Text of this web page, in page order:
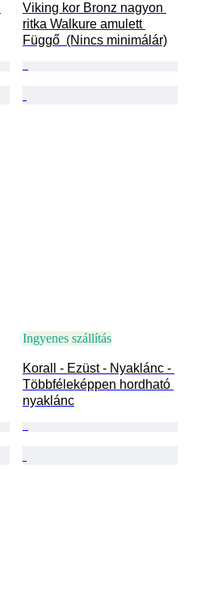
Viking kor Bronz nagyon
ritka Walkure amulett
Függő  (Nincs minimálár)
Ingyenes szállítás
Korall - Ezüst - Nyaklánc -
Többféleképpen hordható
nyaklánc